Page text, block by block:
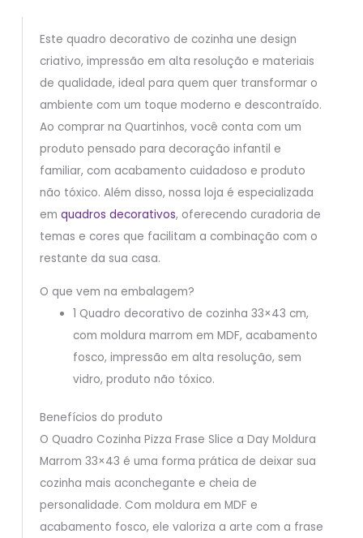
Este quadro decorativo de cozinha une design
criativo, impressão em alta resolução e materiais
de qualidade, ideal para quem quer transformar o
ambiente com um toque moderno e descontraído.
Ao comprar na Quartinhos, você conta com um
produto pensado para decoração infantil e
familiar, com acabamento cuidadoso e produto
não tóxico. Além disso, nossa loja é especializada
em quadros decorativos, oferecendo curadoria de
temas e cores que facilitam a combinação com o
restante da sua casa.
O que vem na embalagem?
1 Quadro decorativo de cozinha 33×43 cm,
com moldura marrom em MDF, acabamento
fosco, impressão em alta resolução, sem
vidro, produto não tóxico.
Benefícios do produto
O Quadro Cozinha Pizza Frase Slice a Day Moldura
Marrom 33×43 é uma forma prática de deixar sua
cozinha mais aconchegante e cheia de
personalidade. Com moldura em MDF e
acabamento fosco, ele valoriza a arte com a frase